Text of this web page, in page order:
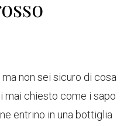
non sei sicuro di cosa
mai chiesto come i sapo
entrino in una bottiglia